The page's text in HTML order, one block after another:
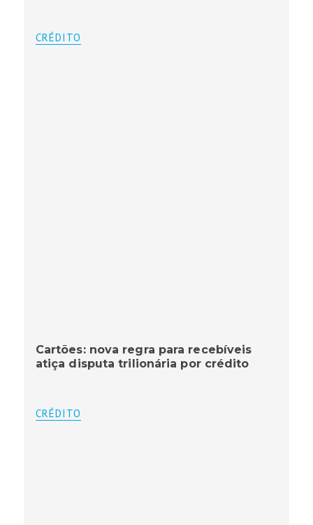
CRÉDITO
Cartões: nova regra para recebíveis
atiça disputa trilionária por crédito
CRÉDITO